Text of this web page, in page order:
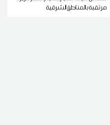
مرتقبة بالمناطق الشرقية